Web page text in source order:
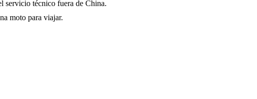
servicio técnico fuera de China.
moto para viajar.